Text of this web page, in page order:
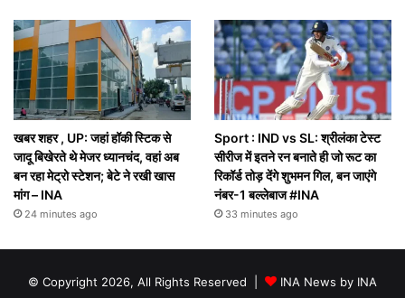
खबर शहर , UP: जहां हॉकी स्टिक से
जादू बिखेरते थे मेजर ध्यानचंद, वहां अब
बन रहा मेट्रो स्टेशन; बेटे ने रखी खास
मांग – INA
24 minutes ago
Sport : IND vs SL: श्रीलंका टेस्ट
सीरीज में इतने रन बनाते ही जो रूट का
रिकॉर्ड तोड़ देंगे शुभमन गिल, बन जाएंगे
नंबर-1 बल्लेबाज #INA
33 minutes ago
© Copyright 2026, All Rights Reserved |
INA News by INA